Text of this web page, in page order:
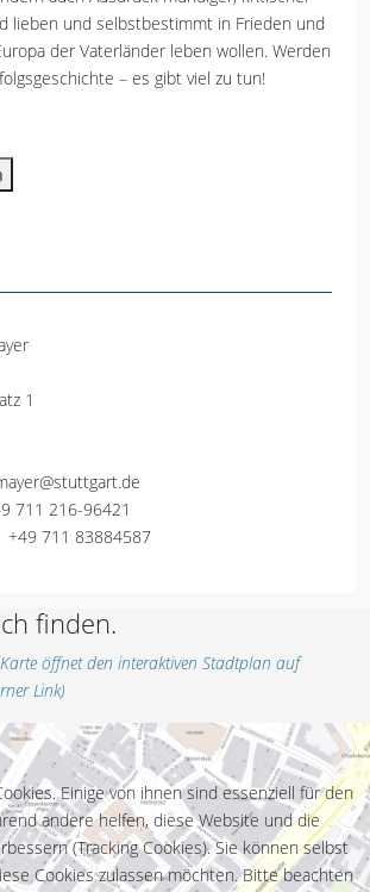
lieben und selbstbestimmt in Frieden und
der Vaterländer leben wollen. Werden
– es gibt viel zu tun!
1
711 216-96421
+49 711 83884587
finden.
öffnet den interaktiven Stadtplan auf
Link)
Einige von ihnen sind essenziell für den
andere helfen, diese Website und die
(Tracking Cookies). Sie können selbst
Cookies zulassen möchten. Bitte beachten